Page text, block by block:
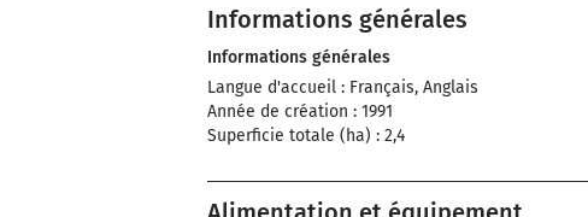
Informations générales
Informations générales
Langue d'accueil : Français, Anglais
Année de création : 1991
Superficie totale (ha) : 2,4